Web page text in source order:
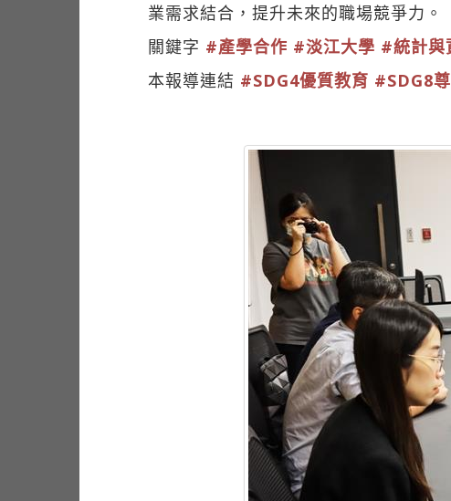
業需求結合，提升未來的職場競爭力。
關鍵字 #產學合作 #淡江大學 #統計與
本報導連結 #SDG4優質教育 #SDG8